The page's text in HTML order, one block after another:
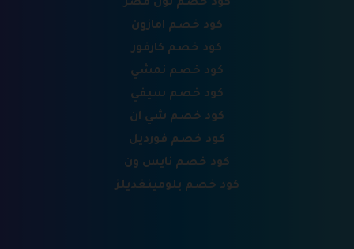
كود خصم نون مصر
كود خصم امازون
كود خصم كارفور
كود خصم نمشي
كود خصم سيفي
كود خصم شي ان
كود خصم فورديل
كود خصم نايس ون
كود خصم بلومينغديلز